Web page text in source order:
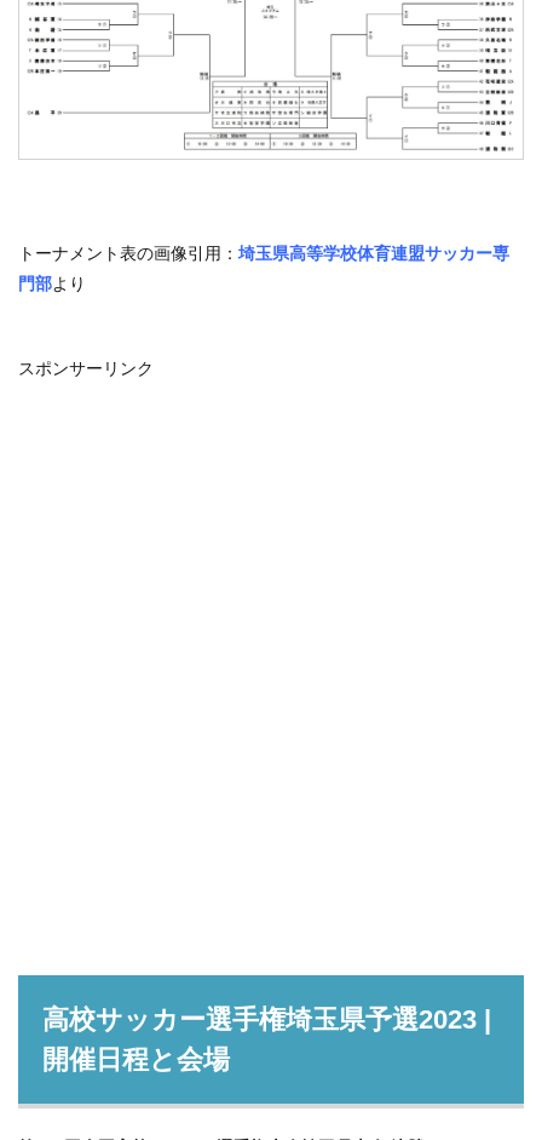
トーナメント表の画像引用： 埼玉県高等学校体育連盟サッカー専
門部より
スポンサーリンク
高校サッカー選手権埼玉県予選2023 |
開催日程と会場